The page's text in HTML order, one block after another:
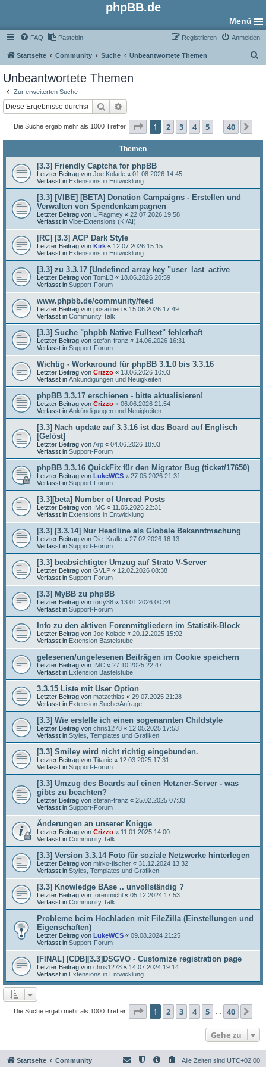
phpBB.de
Menü
FAQ Pastebin Anmelden
Registrieren
Startseite Community Suche Unbeantwortete Themen
Unbeantwortete Themen
Zur erweiterten Suche
Suche
Die Suche ergab mehr als 1000 Treffer Seite 1von 40
1 2 3 4 5 40
Themen
[3.3] Friendly Captcha for phpBB
Letzter Beitrag von Joe Kolade « 01.08.2026 14:45
Verfasst in Extensions in Entwicklung
[3.3] [VIBE] [BETA] Donation Campaigns - Erstellen und
Verwalten von Spendenkampagnen
Letzter Beitrag von UFlagmey « 22.07.2026 19:58
Verfasst in Vibe-Extensions (KI/AI)
[RC] [3.3] ACP Dark Style
Letzter Beitrag von Kirk « 12.07.2026 15:15
Verfasst in Extensions in Entwicklung
[3.3] zu 3.3.17 [Undefined array key "user_last_active
Letzter Beitrag von TomLB « 18.06.2026 20:59
Verfasst in Support-Forum
www.phpbb.de/community/feed
Letzter Beitrag von posaunen « 15.06.2026 17:49
Verfasst in Community Talk
[3.3] Suche "phpbb Native Fulltext" fehlerhaft
Letzter Beitrag von stefan-franz « 14.06.2026 16:31
Verfasst in Support-Forum
Wichtig - Workaround für phpBB 3.1.0 bis 3.3.16
Letzter Beitrag von Crizzo « 13.06.2026 10:03
Verfasst in Ankündigungen und Neuigkeiten
phpBB 3.3.17 erschienen - bitte aktualisieren!
Letzter Beitrag von Crizzo « 06.06.2026 21:54
Verfasst in Ankündigungen und Neuigkeiten
[3.3] Nach update auf 3.3.16 ist das Board auf Englisch
[Gelöst]
Letzter Beitrag von Arp « 04.06.2026 18:03
Verfasst in Support-Forum
phpBB 3.3.16 QuickFix für den Migrator Bug (ticket/17650)
Letzter Beitrag von LukeWCS « 27.05.2026 21:31
Verfasst in Support-Forum
[3.3][beta] Number of Unread Posts
Letzter Beitrag von IMC « 11.05.2026 22:31
Verfasst in Extensions in Entwicklung
[3.3] [3.3.14] Nur Headline als Globale Bekanntmachung
Letzter Beitrag von Die_Kralle « 27.02.2026 16:13
Verfasst in Support-Forum
[3.3] beabsichtigter Umzug auf Strato V-Server
Letzter Beitrag von GVLP « 12.02.2026 08:38
Verfasst in Support-Forum
[3.3] MyBB zu phpBB
Letzter Beitrag von torty38 « 13.01.2026 00:34
Verfasst in Support-Forum
Info zu den aktiven Forenmitgliedern im Statistik-Block
Letzter Beitrag von Joe Kolade « 20.12.2025 15:02
Verfasst in Extension Bastelstube
gelesenen/ungelesenen Beiträgen im Cookie speichern
Letzter Beitrag von IMC « 27.10.2025 22:47
Verfasst in Extension Bastelstube
3.3.15 Liste mit User Option
Letzter Beitrag von matzethias « 29.07.2025 21:28
Verfasst in Extension Suche/Anfrage
[3.3] Wie erstelle ich einen sogenannten Childstyle
Letzter Beitrag von chris1278 « 12.05.2025 17:53
Verfasst in Styles, Templates und Grafiken
[3.3] Smiley wird nicht richtig eingebunden.
Letzter Beitrag von Titanic « 12.03.2025 17:31
Verfasst in Support-Forum
[3.3] Umzug des Boards auf einen Hetzner-Server - was
gibts zu beachten?
Letzter Beitrag von stefan-franz « 25.02.2025 07:33
Verfasst in Support-Forum
Änderungen an unserer Knigge
Letzter Beitrag von Crizzo « 11.01.2025 14:00
Verfasst in Community Talk
[3.3] Version 3.3.14 Foto für soziale Netzwerke hinterlegen
Letzter Beitrag von mirko-fischer « 31.12.2024 13:32
Verfasst in Styles, Templates und Grafiken
[3.3] Knowledge BAse .. unvollständig ?
Letzter Beitrag von forenmichl « 05.12.2024 17:53
Verfasst in Community Talk
Probleme beim Hochladen mit FileZilla (Einstellungen und
Eigenschaften)
Letzter Beitrag von LukeWCS « 09.08.2024 21:25
Verfasst in Support-Forum
[FINAL] [CDB][3.3]DSGVO - Customize registration page
Letzter Beitrag von chris1278 « 14.07.2024 19:14
Verfasst in Extensions in Entwicklung
Die Suche ergab mehr als 1000 Treffer Seite 1von 40
1 2 3 4 5 40
Gehe zu
Startseite Community Alle Zeiten sind UTC+02:00